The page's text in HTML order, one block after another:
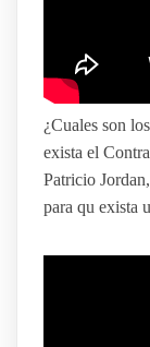
¿Cuales son
exista el
Patricio
para qu exista